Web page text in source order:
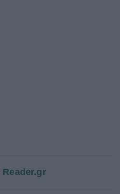
Reader.gr